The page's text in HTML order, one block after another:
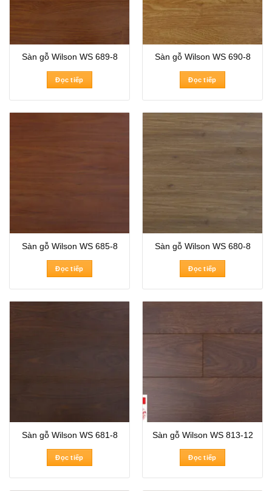
Sàn gỗ Wilson WS 689-8
Đọc tiếp
Sàn gỗ Wilson WS 690-8
Đọc tiếp
Sàn gỗ Wilson WS 685-8
Đọc tiếp
Sàn gỗ Wilson WS 680-8
Đọc tiếp
Sàn gỗ Wilson WS 681-8
Đọc tiếp
Sàn gỗ Wilson WS 813-12
Đọc tiếp